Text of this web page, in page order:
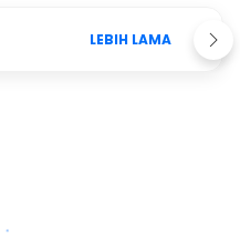
LEBIH LAMA